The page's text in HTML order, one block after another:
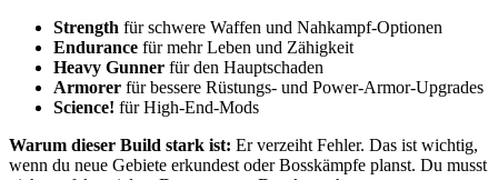
Strength für schwere Waffen und Nahkampf-Optionen
Endurance für mehr Leben und Zähigkeit
Heavy Gunner für den Hauptschaden
Armorer für bessere Rüstungs- und Power-Armor-Upgrades
Science! für High-End-Mods
Warum dieser Build stark ist: Er verzeiht Fehler. Das ist wichtig,
wenn du neue Gebiete erkundest oder Bosskämpfe planst. Du musst